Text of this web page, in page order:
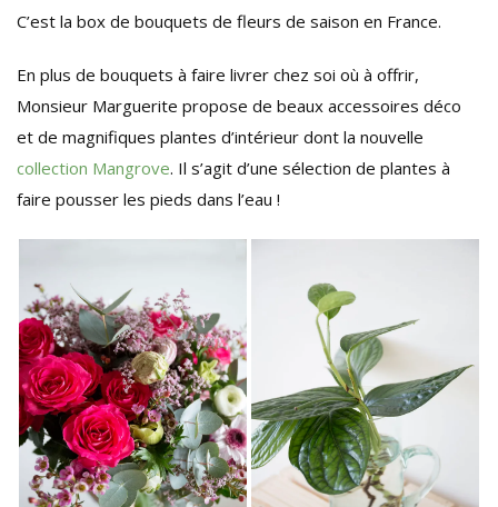
C’est la box de bouquets de fleurs de saison en France.
En plus de bouquets à faire livrer chez soi où à offrir,
Monsieur Marguerite propose de beaux accessoires déco
et de magnifiques plantes d’intérieur dont la nouvelle
collection Mangrove. Il s’agit d’une sélection de plantes à
faire pousser les pieds dans l’eau !